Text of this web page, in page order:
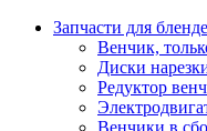
Запчасти для
Венчик,
Диски
Редуктор
Венчики в